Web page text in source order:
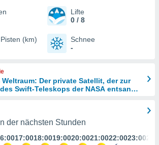
Lifte
0 / 8
(km)
Schnee
-
Weltraum: Der private Satellit, der zur
Swift-Teleskops der NASA entsandt
der nächsten Stunden
17:0018:0019:0020:0021:0022:0023:00